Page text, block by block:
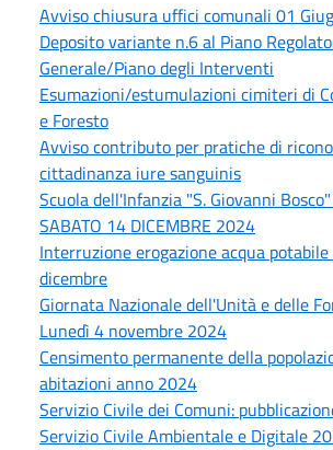
Avviso chiusura uffici comunali 01
Deposito variante n.6 al Piano
Generale/Piano degli Interventi
Esumazioni/estumulazioni cimiteri di
e Foresto
Avviso contributo per pratiche di
cittadinanza iure sanguinis
Scuola dell'Infanzia "S. Giovanni
SABATO 14 DICEMBRE 2024
Interruzione erogazione acqua
dicembre
Giornata Nazionale dell'Unità e delle
Lunedì 4 novembre 2024
Censimento permanente della
abitazioni anno 2024
Servizio Civile dei Comuni:
Servizio Civile Ambientale e Digitale